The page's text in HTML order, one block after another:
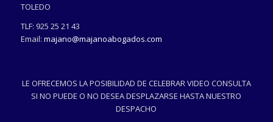
TOLEDO
TLF: 925 25 21 43
Email: majano@majanoabogados.com
LE OFRECEMOS LA POSIBILIDAD DE CELEBRAR VIDEO CONSULTA
SI NO PUEDE O NO DESEA DESPLAZARSE HASTA NUESTRO
DESPACHO